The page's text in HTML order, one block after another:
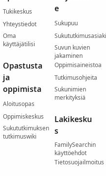
Tukikeskus
Yhteystiedot
Oma
käyttäjätilisi
Opastusta
ja
oppimista
Aloitusopas
Oppimiskeskus
Sukututkimuksen
tutkimuswiki
e
Sukupuu
Suvun kuvien
jakaminen
Oppimisaineistoa
Tutkimusohjeita
Sukunimien
merkityksiä
Lakikesku
s
FamilySearchin
käyttöehdot
Tietosuojailmoitus